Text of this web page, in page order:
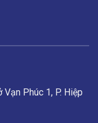
Phúc 1, P. Hiệp